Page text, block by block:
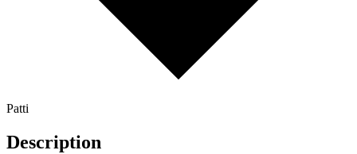
Patti
Description